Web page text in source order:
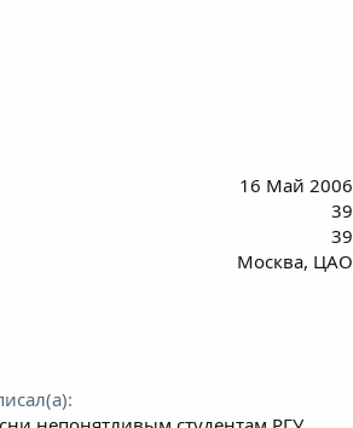
16 Май 2006
39
39
Москва, ЦАО